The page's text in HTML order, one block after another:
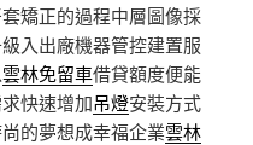
矯正的過程中層圖像採
入出廠機器管控建置服
雲林免留車借貸額度便能
快速增加吊燈安裝方式
的夢想成幸福企業雲林